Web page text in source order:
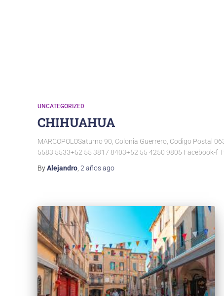
UNCATEGORIZED
CHIHUAHUA
MARCOPOLOSaturno 90, Colonia Guerrero, Codigo Postal
5583 5533+52 55 3817 8403+52 55 4250 9805 Facebook-f
ByAlejandro, 2 añosago